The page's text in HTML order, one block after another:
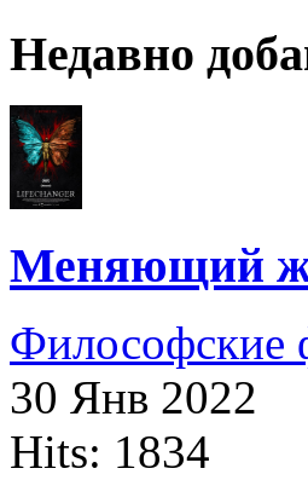
Недавно
Меняющий
Философские
30 Янв 2022
Hits: 1834